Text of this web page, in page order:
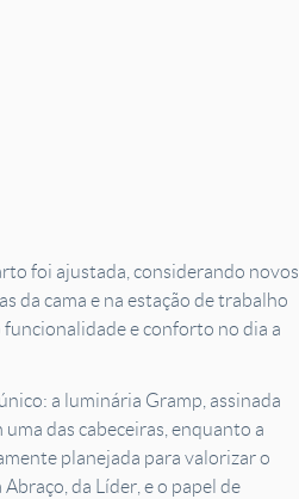
foi ajustada, considerando novos
da cama e na estação de trabalho
e conforto no dia a
a luminária Gramp, assinada
das cabeceiras, enquanto a
planejada para valorizar o
da Líder, e o papel de